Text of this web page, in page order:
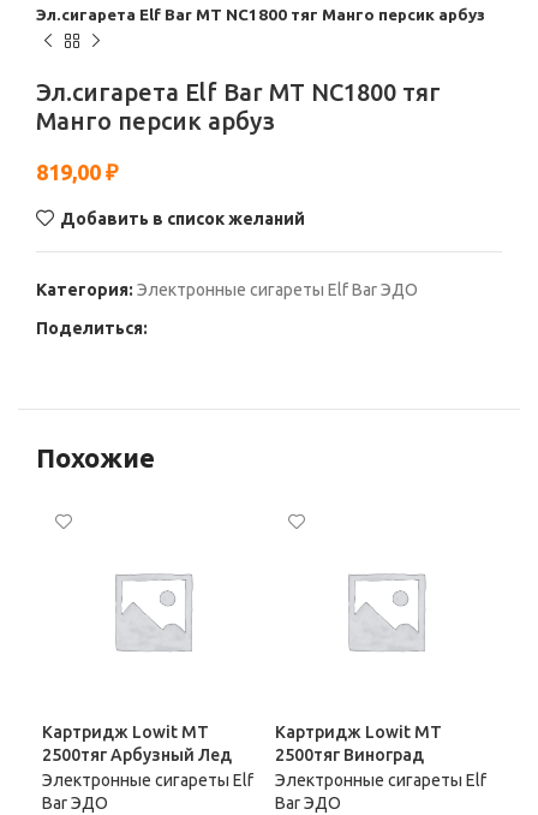
Эл.сигарета Elf Bar МТ NC1800 тяг Манго персик арбуз
Эл.сигарета Elf Bar МТ NC1800 тяг
Манго персик арбуз
819,00 ₽
Добавить в список желаний
Категория: Электронные сигареты Elf Bar ЭДО
Поделиться:
Похожие
Картридж Lowit МТ
2500тяг Арбузный Лед
Электронные сигареты Elf
Bar ЭДО
Картридж Lowit МТ
2500тяг Виноград
Электронные сигареты Elf
Bar ЭДО